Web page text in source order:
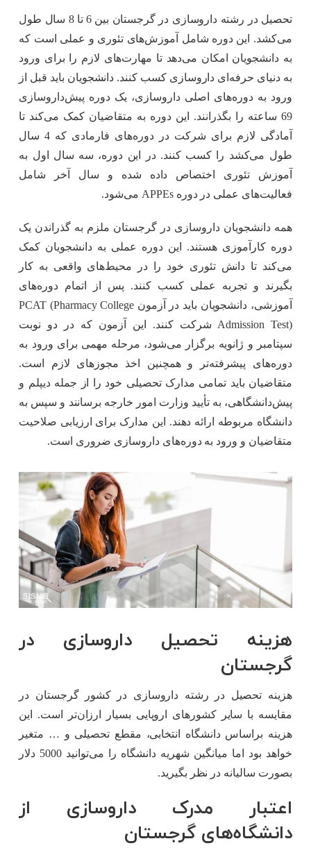
تحصیل در رشته داروسازی در گرجستان بین 6 تا 8 سال طول
می‌کشد. این دوره شامل آموزش‌های تئوری و عملی است که
به دانشجویان امکان می‌دهد تا مهارت‌های لازم را برای ورود
به دنیای حرفه‌ای داروسازی کسب کنند. دانشجویان باید قبل از
ورود به دوره‌های اصلی داروسازی، یک دوره پیش‌داروسازی
69 ساعته را بگذرانند. این دوره به متقاضیان کمک می‌کند تا
آمادگی لازم برای شرکت در دوره‌های فارمادی که 4 سال
طول می‌کشد را کسب کنند. در این دوره، سه سال اول به
آموزش تئوری اختصاص داده شده و سال آخر شامل
فعالیت‌های عملی در دوره APPEs می‌شود.
همه دانشجویان داروسازی در گرجستان ملزم به گذراندن یک
دوره کارآموزی هستند. این دوره عملی به دانشجویان کمک
می‌کند تا دانش تئوری خود را در محیط‌های واقعی به کار
بگیرند و تجربه عملی کسب کنند. پس از اتمام دوره‌های
آموزشی، دانشجویان باید در آزمون PCAT (Pharmacy College
Admission Test) شرکت کنند. این آزمون که در دو نوبت
سپتامبر و ژانویه برگزار می‌شود، مرحله مهمی برای ورود به
دوره‌های پیشرفته‌تر و همچنین اخذ مجوزهای لازم است.
متقاضیان باید تمامی مدارک تحصیلی خود را از جمله دیپلم و
پیش‌دانشگاهی، به تأیید وزارت امور خارجه برسانند و سپس به
دانشگاه مربوطه ارائه دهند. این مدارک برای ارزیابی صلاحیت
متقاضیان و ورود به دوره‌های داروسازی ضروری است.
هزینه تحصیل داروسازی در
گرجستان
هزینه تحصیل در رشته داروسازی در کشور گرجستان در
مقایسه با سایر کشورهای اروپایی بسیار ارزان‌تر است. این
هزینه براساس دانشگاه انتخابی، مقطع تحصیلی و … متغیر
خواهد بود اما میانگین شهریه دانشگاه را می‌توانید 5000 دلار
بصورت سالیانه در نظر بگیرید.
اعتبار مدرک داروسازی از
دانشگاه‌های گرجستان